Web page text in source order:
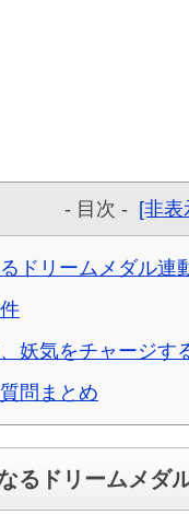
- 目次 - [非表
ドリームメダル連
妖気をチャージす
問まとめ
るドリームメダ